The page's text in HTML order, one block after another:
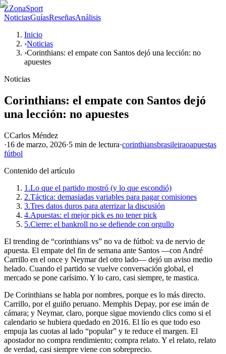
ZZonaSport
NoticiasGuíasReseñasAnálisis
Inicio
›Noticias
›Corinthians: el empate con Santos dejó una lección: no
apuestes
Noticias
Corinthians: el empate con Santos dejó
una lección: no apuestes
CCarlos Méndez
·16 de marzo, 2026·5 min de lectura·corinthiansbrasileiraoapuestas
fútbol
Contenido del artículo
1.Lo que el partido mostró (y lo que escondió)
2.Táctica: demasiadas variables para pagar comisiones
3.Tres datos duros para aterrizar la discusión
4.Apuestas: el mejor pick es no tener pick
5.Cierre: el bankroll no se defiende con orgullo
El trending de “corinthians vs” no va de fútbol: va de nervio de
apuesta. El empate del fin de semana ante Santos —con André
Carrillo en el once y Neymar del otro lado— dejó un aviso medio
helado. Cuando el partido se vuelve conversación global, el
mercado se pone carísimo. Y lo caro, casi siempre, te mastica.
De Corinthians se habla por nombres, porque es lo más directo.
Carrillo, por el guiño peruano. Memphis Depay, por ese imán de
cámara; y Neymar, claro, porque sigue moviendo clics como si el
calendario se hubiera quedado en 2016. El lío es que todo eso
empuja las cuotas al lado “popular” y te reduce el margen. El
apostador no compra rendimiento; compra relato. Y el relato, relato
de verdad, casi siempre viene con sobreprecio.